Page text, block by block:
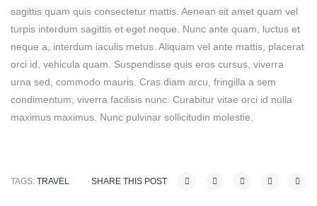
sagittis quam quis consectetur mattis. Aenean sit amet quam vel
turpis interdum sagittis et eget neque. Nunc ante quam, luctus et
neque a, interdum iaculis metus. Aliquam vel ante mattis, placerat
orci id, vehicula quam. Suspendisse quis eros cursus, viverra
urna sed, commodo mauris. Cras diam arcu, fringilla a sem
condimentum, viverra facilisis nunc. Curabitur vitae orci id nulla
maximus maximus. Nunc pulvinar sollicitudin molestie.
TAGS: TRAVEL SHARE THIS POST